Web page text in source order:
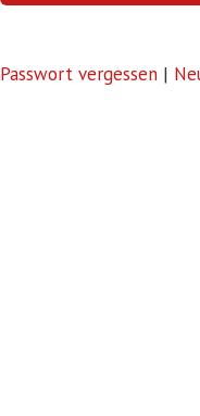
Passwort vergessen |